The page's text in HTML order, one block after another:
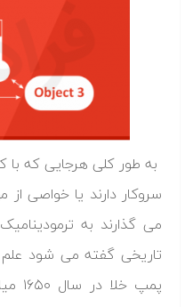
به طور کلی هرجایی که با
سروکار دارند یا خواصی از
می گذارند به
تاریخی گفته می شود علم